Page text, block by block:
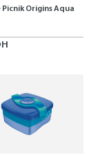
Origins Aqua